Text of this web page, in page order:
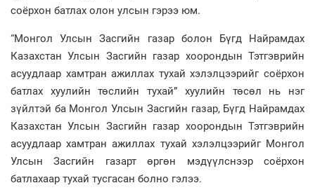
соёрхон батлах олон улсын гэрээ юм.
“Монгол Улсын Засгийн газар болон Бүгд Найрамдах
Казахстан Улсын Засгийн газар хоорондын Тэтгэврийн
асуудлаар хамтран ажиллах тухай хэлэлцээрийг соёрхон
батлах хуулийн төслийн тухай” хуулийн төсөл нь нэг
зүйлтэй ба Монгол Улсын Засгийн газар, Бүгд Найрамдах
Казахстан Улсын Засгийн газар хоорондын Тэтгэврийн
асуудлаар хамтран ажиллах тухай хэлэлцээрийг Монгол
Улсын Засгийн газарт өргөн мэдүүлснээр соёрхон
батлахаар тухай тусгасан болно гэлээ.